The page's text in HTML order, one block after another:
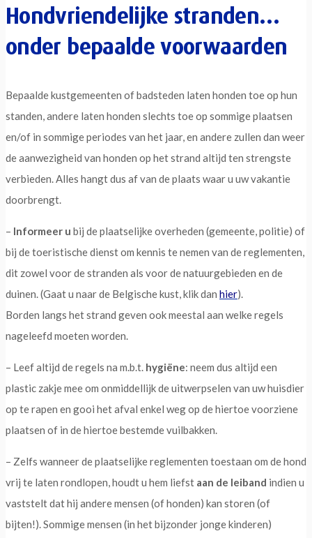
Hondvriendelijke stranden…
onder bepaalde voorwaarden
Bepaalde kustgemeenten of badsteden laten honden toe op hun
standen, andere laten honden slechts toe op sommige plaatsen
en/of in sommige periodes van het jaar, en andere zullen dan weer
de aanwezigheid van honden op het strand altijd ten strengste
verbieden. Alles hangt dus af van de plaats waar u uw vakantie
doorbrengt.
– Informeer u bij de plaatselijke overheden (gemeente, politie) of
bij de toeristische dienst om kennis te nemen van de reglementen,
dit zowel voor de stranden als voor de natuurgebieden en de
duinen. (Gaat u naar de Belgische kust, klik dan hier).
Borden langs het strand geven ook meestal aan welke regels
nageleefd moeten worden.
– Leef altijd de regels na m.b.t. hygiëne: neem dus altijd een
plastic zakje mee om onmiddellijk de uitwerpselen van uw huisdier
op te rapen en gooi het afval enkel weg op de hiertoe voorziene
plaatsen of in de hiertoe bestemde vuilbakken.
– Zelfs wanneer de plaatselijke reglementen toestaan om de hond
vrij te laten rondlopen, houdt u hem liefst aan de leiband indien u
vaststelt dat hij andere mensen (of honden) kan storen (of
bijten!). Sommige mensen (in het bijzonder jonge kinderen)